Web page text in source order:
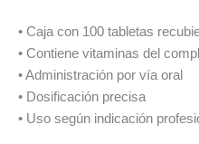
• Caja con 100 tabletas
• Contiene vitaminas del
• Administración por vía oral
• Dosificación precisa
• Uso según indicación